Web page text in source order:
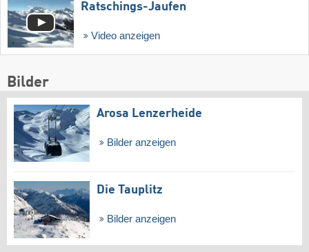
Ratschings-Jaufen
Video anzeigen
Bilder
Arosa Lenzerheide
Bilder anzeigen
Die Tauplitz
Bilder anzeigen